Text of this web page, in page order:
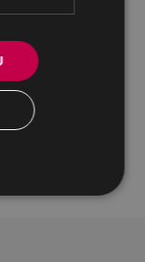
gastuen % 90
—hiru lan-
amaituko da.
dira